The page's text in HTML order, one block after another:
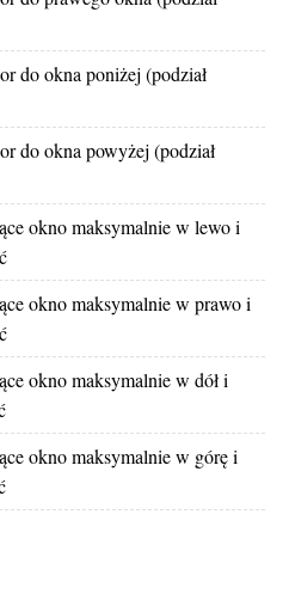
do okna poniżej (podział
do okna powyżej (podział
okno maksymalnie w lewo i
okno maksymalnie w prawo i
okno maksymalnie w dół i
okno maksymalnie w górę i